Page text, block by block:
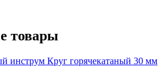
товары
инструм Круг горячекатаный 30 мм